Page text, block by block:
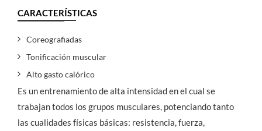
CARACTERÍSTICAS
Coreografiadas
Tonificación muscular
Alto gasto calórico
Es un entrenamiento de alta intensidad en el cual se
trabajan todos los grupos musculares, potenciando tanto
las cualidades físicas básicas: resistencia, fuerza,